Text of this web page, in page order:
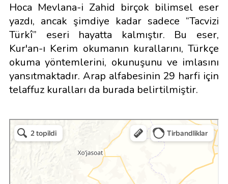
Hoca Mevlana-i Zahid birçok bilimsel eser
yazdı, ancak şimdiye kadar sadece “Tacvizi
Türkî” eseri hayatta kalmıştır. Bu eser,
Kur'an-ı Kerim okumanın kurallarını, Türkçe
okuma yöntemlerini, okunuşunu ve imlasını
yansıtmaktadır. Arap alfabesinin 29 harfi için
telaffuz kuralları da burada belirtilmiştir.